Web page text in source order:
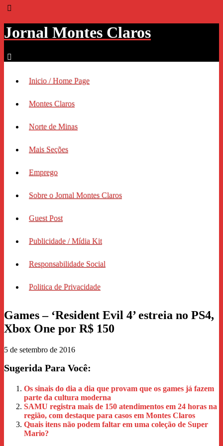
Jornal Montes Claros
Inicio / Home Page
Montes Claros
Norte de Minas
Mais Seções
Emprego
Sobre o Jornal Montes Claros
Guest Post
Publicidade / Mídia Kit
Responsabilidade Social
Politica de Privacidade
Games – ‘Resident Evil 4’ estreia no PS4,
Xbox One por R$ 150
5 de setembro de 2016
Sugerida Para Você:
Os sinais do dia a dia que provam que os games já fazem
parte da cultura moderna
SAMU registra mais de 150 atendimentos em 24 horas na
região, com destaque para casos em Montes Claros
Quais itens não podem faltar em uma coleção de Super
Mario?